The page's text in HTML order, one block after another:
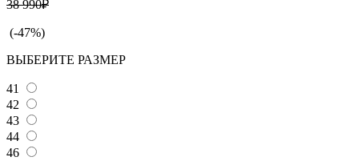
38 990₽
(-47%)
ВЫБЕРИТЕ РАЗМЕР
41
42
43
44
46